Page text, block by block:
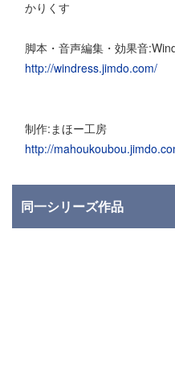
かりくす
脚本・音声編集・効果音
http://windress.jimdo.com/
制作:まほー工房
http://
同一シリーズ作品